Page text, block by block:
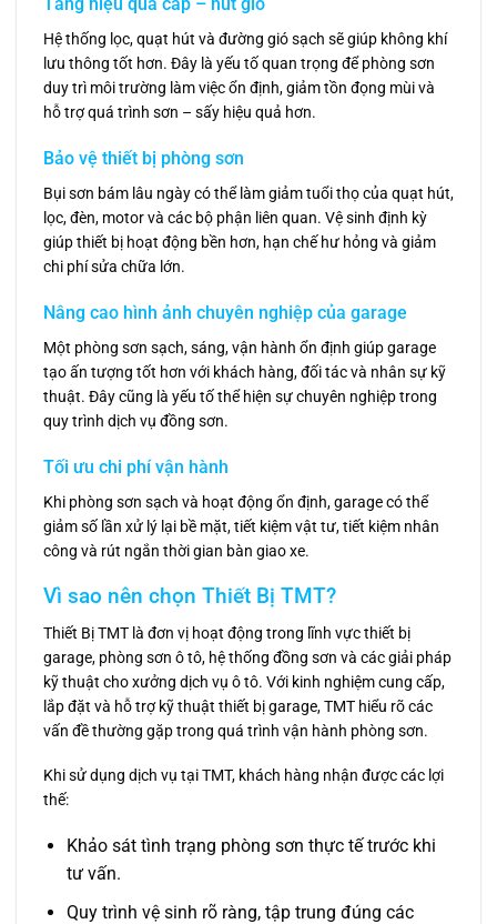
Hệ thống lọc, quạt hút và đường gió sạch sẽ giúp không khí
lưu thông tốt hơn. Đây là yếu tố quan trọng để phòng sơn
duy trì môi trường làm việc ổn định, giảm tồn đọng mùi và
hỗ trợ quá trình sơn – sấy hiệu quả hơn.
Bảo vệ thiết bị phòng sơn
Bụi sơn bám lâu ngày có thể làm giảm tuổi thọ của quạt hút,
lọc, đèn, motor và các bộ phận liên quan. Vệ sinh định kỳ
giúp thiết bị hoạt động bền hơn, hạn chế hư hỏng và giảm
chi phí sửa chữa lớn.
Nâng cao hình ảnh chuyên nghiệp của garage
Một phòng sơn sạch, sáng, vận hành ổn định giúp garage
tạo ấn tượng tốt hơn với khách hàng, đối tác và nhân sự kỹ
thuật. Đây cũng là yếu tố thể hiện sự chuyên nghiệp trong
quy trình dịch vụ đồng sơn.
Tối ưu chi phí vận hành
Khi phòng sơn sạch và hoạt động ổn định, garage có thể
giảm số lần xử lý lại bề mặt, tiết kiệm vật tư, tiết kiệm nhân
công và rút ngắn thời gian bàn giao xe.
Vì sao nên chọn Thiết Bị TMT?
Thiết Bị TMT là đơn vị hoạt động trong lĩnh vực thiết bị
garage, phòng sơn ô tô, hệ thống đồng sơn và các giải pháp
kỹ thuật cho xưởng dịch vụ ô tô. Với kinh nghiệm cung cấp,
lắp đặt và hỗ trợ kỹ thuật thiết bị garage, TMT hiểu rõ các
vấn đề thường gặp trong quá trình vận hành phòng sơn.
Khi sử dụng dịch vụ tại TMT, khách hàng nhận được các lợi
thế:
Khảo sát tình trạng phòng sơn thực tế trước khi
tư vấn.
Quy trình vệ sinh rõ ràng, tập trung đúng các